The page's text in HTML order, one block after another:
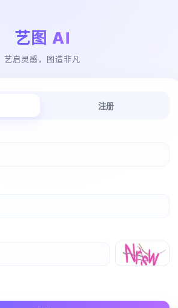
艺图 AI
艺启灵感，图造非凡
注册